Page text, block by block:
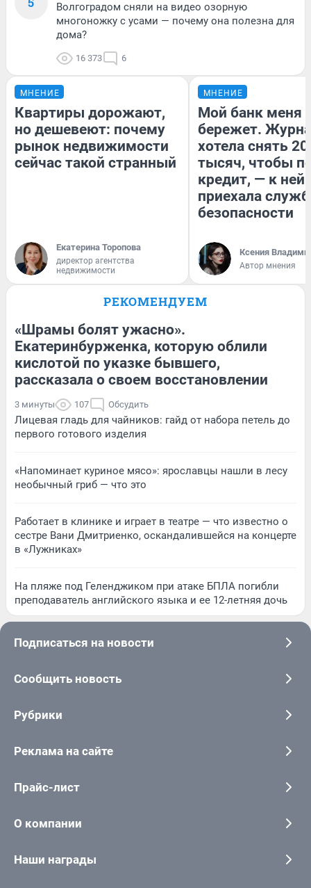
Волгоградом сняли на видео озорную
многоножку с усами — почему она полезна для
дома?
16 373 6
МНЕНИЕ
Квартиры дорожают,
но дешевеют: почему
рынок недвижимости
сейчас такой странный
Екатерина Торопова
директор агентства
недвижимости
МНЕНИЕ
Мой банк меня
бережет.
хотела снять
тысяч, чтобы
кредит, — к
приехала
безопасности
Ксения
Автор мнения
РЕКОМЕНДУЕМ
«Шрамы болят ужасно».
Екатеринбурженка, которую облили
кислотой по указке бывшего,
рассказала о своем восстановлении
3 минуты 107 Обсудить
Лицевая гладь для чайников: гайд от набора петель до
первого готового изделия
«Напоминает куриное мясо»: ярославцы нашли в лесу
необычный гриб — что это
Работает в клинике и играет в театре — что известно о
сестре Вани Дмитриенко, оскандалившейся на концерте
в «Лужниках»
На пляже под Геленджиком при атаке БПЛА погибли
преподаватель английского языка и ее 12-летняя дочь
Подписаться на новости
Сообщить новость
Рубрики
Реклама на сайте
Прайс-лист
О компании
Наши награды